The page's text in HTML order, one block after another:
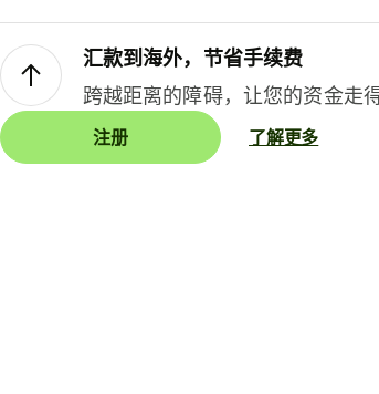
汇款到海外，节省手续费
跨越距离的障碍，让您的资金走
注册 了解更多